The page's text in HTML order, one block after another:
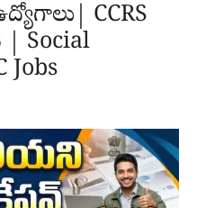
CCRS
| Social
Jobs